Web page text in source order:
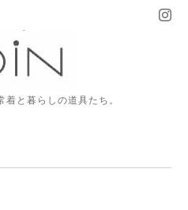
と暮らしの道具たち。